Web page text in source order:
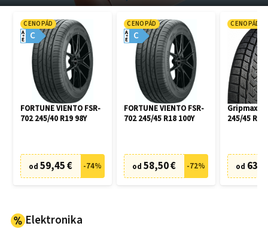
CENOPÁD
C
A
E
FORTUNE VIENTO FSR-
702 245/40 R19 98Y
od 59,45 € -74%
CENOPÁD
C
A
E
FORTUNE VIENTO FSR-
702 245/45 R18 100Y
od 58,50 € -72%
CENOPÁD
Gripmax
245/45 R18
od
Elektronika